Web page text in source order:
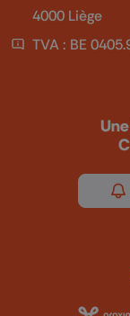
4000 Liège
TVA : BE